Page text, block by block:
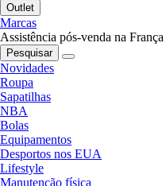
Outlet
Marcas
Assistência pós-venda na França
Pesquisar
Novidades
Roupa
Sapatilhas
NBA
Bolas
Equipamentos
Desportos nos EUA
Lifestyle
Manutenção física